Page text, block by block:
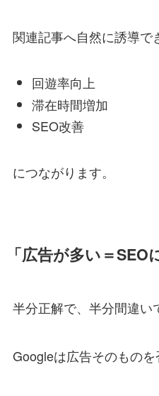
関連記事へ自然に誘導で
回遊率向上
滞在時間増加
SEO改善
につながります。
「広告が多い＝SEO
半分正解で、半分間違い
Googleは広告そのものを